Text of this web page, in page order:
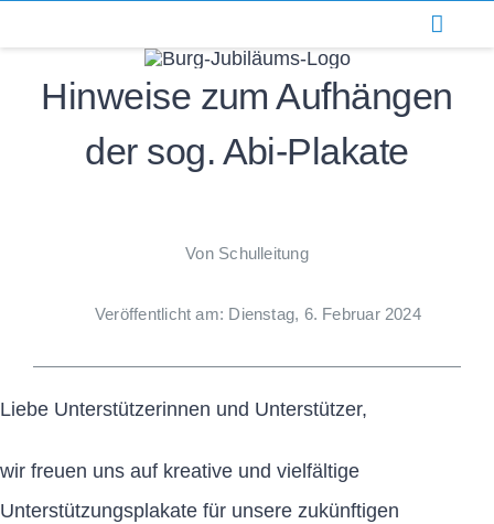
springenHinweise zum Aufhängen
der sog. Abi-Plakate
Von Schulleitung
Veröffentlicht am: Dienstag, 6. Februar 2024
Liebe Unterstützerinnen und Unterstützer,
wir freuen uns auf kreative und vielfältige
Unterstützungsplakate für unsere zukünftigen